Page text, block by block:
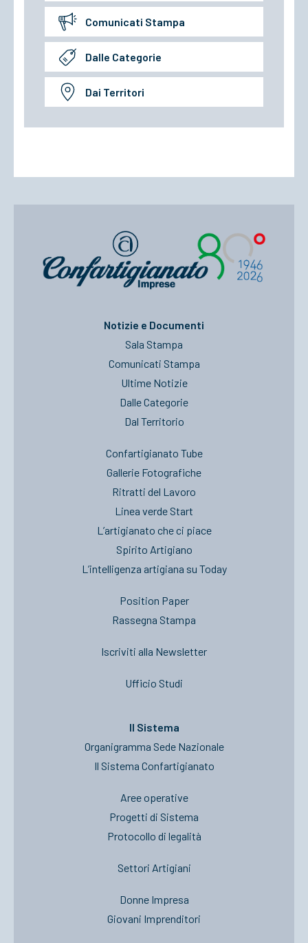
Comunicati Stampa
Dalle Categorie
Dai Territori
Notizie e Documenti
Sala Stampa
Comunicati Stampa
Ultime Notizie
Dalle Categorie
Dal Territorio
Confartigianato Tube
Gallerie Fotografiche
Ritratti del Lavoro
Linea verde Start
L’artigianato che ci piace
Spirito Artigiano
L’intelligenza artigiana su Today
Position Paper
Rassegna Stampa
Iscriviti alla Newsletter
Ufficio Studi
Il Sistema
Organigramma Sede Nazionale
Il Sistema Confartigianato
Aree operative
Progetti di Sistema
Protocollo di legalità
Settori Artigiani
Donne Impresa
Giovani Imprenditori